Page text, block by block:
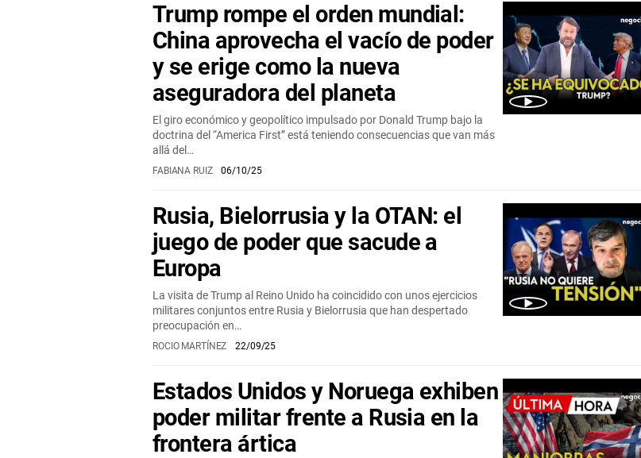
Trump rompe el orden mundial:
China aprovecha el vacío de poder
y se erige como la nueva
aseguradora del planeta
El giro económico y geopolítico impulsado por Donald Trump bajo la
doctrina del “America First” está teniendo consecuencias que van más
allá del…
FABIANA RUIZ 06/10/25
Rusia, Bielorrusia y la OTAN: el
juego de poder que sacude a
Europa
La visita de Trump al Reino Unido ha coincidido con unos ejercicios
militares conjuntos entre Rusia y Bielorrusia que han despertado
preocupación en…
ROCIO MARTÍNEZ 22/09/25
Estados Unidos y Noruega exhiben
poder militar frente a Rusia en la
frontera ártica